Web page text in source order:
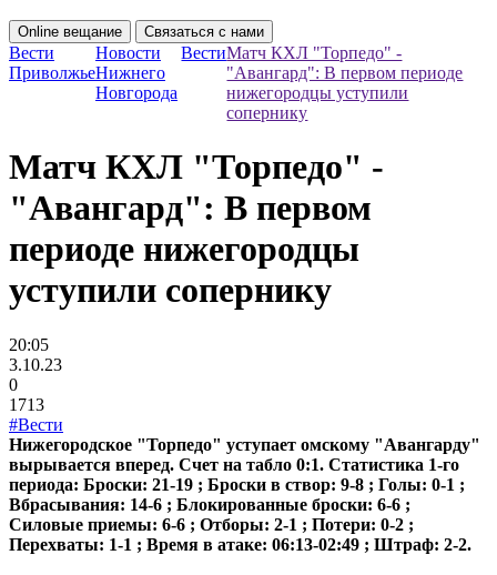
Online вещание Связаться с нами
Вести
Приволжье
Новости
Нижнего
Новгорода
ВестиМатч КХЛ "Торпедо" -
"Авангард": В первом периоде
нижегородцы уступили
сопернику
Матч КХЛ "Торпедо" -
"Авангард": В первом
периоде нижегородцы
уступили сопернику
20:05
3.10.23
0
1713
#Вести
Нижегородское "Торпедо" уступает омскому "Авангарду"
вырывается вперед. Счет на табло 0:1. Статистика 1-го
периода: Броски: 21-19 ; Броски в створ: 9-8 ; Голы: 0-1 ;
Вбрасывания: 14-6 ; Блокированные броски: 6-6 ;
Силовые приемы: 6-6 ; Отборы: 2-1 ; Потери: 0-2 ;
Перехваты: 1-1 ; Время в атаке: 06:13-02:49 ; Штраф: 2-2.